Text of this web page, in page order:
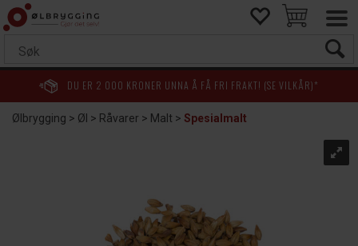
DU ER 2 000 KRONER UNNA Å FÅ FRI FRAKT! (SE VILKÅR)*
Ølbrygging>Øl >Råvarer>Malt>Spesialmalt